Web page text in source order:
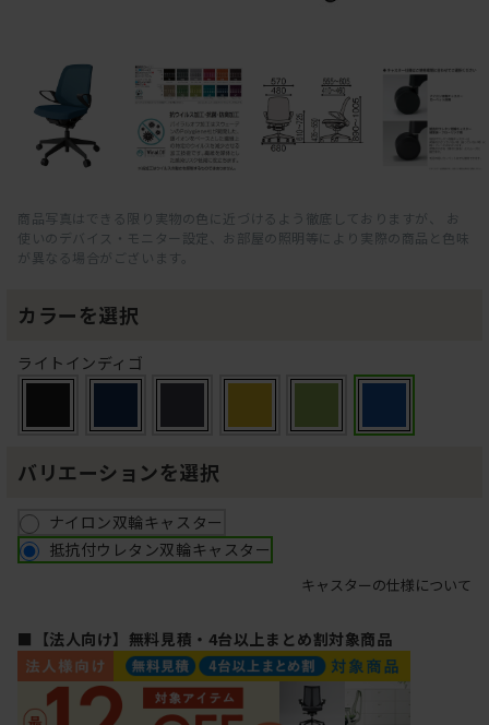
商品写真はできる限り実物の色に近づけるよう徹底しておりますが、 お
使いのデバイス・モニター設定、お部屋の照明等により実際の商品と色味
が異なる場合がございます。
カラーを選択
ライトインディゴ
バリエーションを選択
ナイロン双輪キャスター
抵抗付ウレタン双輪キャスター
キャスターの仕様について
■【法人向け】無料見積・4台以上まとめ割対象商品